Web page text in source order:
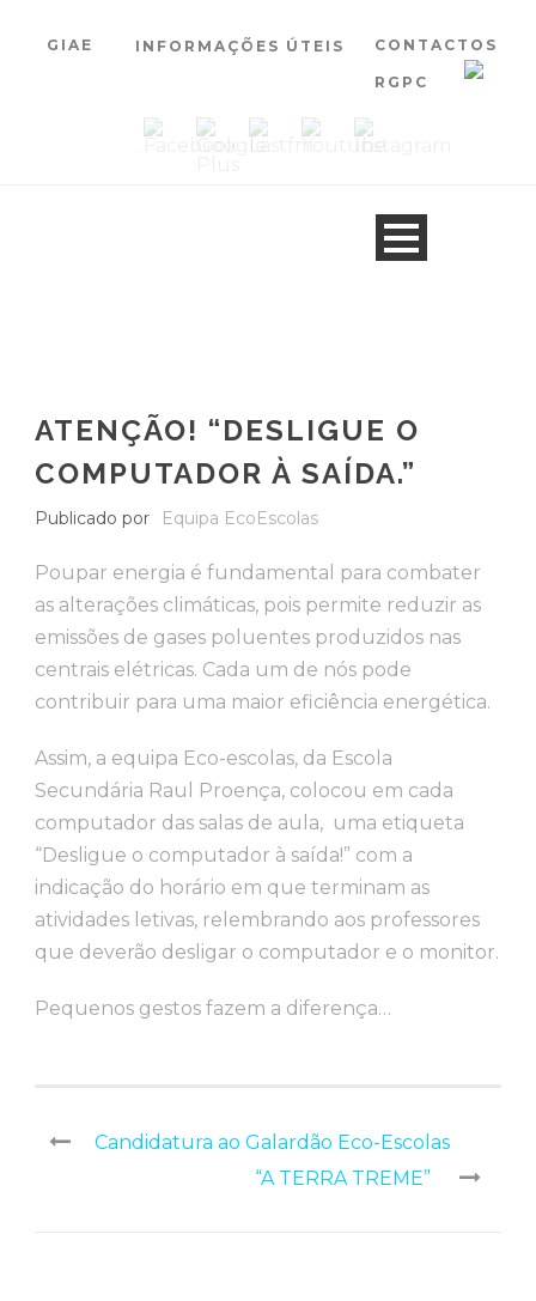
GIAE INFORMAÇÕES ÚTEIS CONTACTOS
RGPC
ATENÇÃO! “DESLIGUE O
COMPUTADOR À SAÍDA.”
Publicado por Equipa EcoEscolas
Poupar energia é fundamental para combater
as alterações climáticas, pois permite reduzir as
emissões de gases poluentes produzidos nas
centrais elétricas. Cada um de nós pode
contribuir para uma maior eficiência energética.
Assim, a equipa Eco-escolas, da Escola
Secundária Raul Proença, colocou em cada
computador das salas de aula, uma etiqueta
“Desligue o computador à saída!” com a
indicação do horário em que terminam as
atividades letivas, relembrando aos professores
que deverão desligar o computador e o monitor.
Pequenos gestos fazem a diferença…
Candidatura ao Galardão Eco-Escolas
“A TERRA TREME”